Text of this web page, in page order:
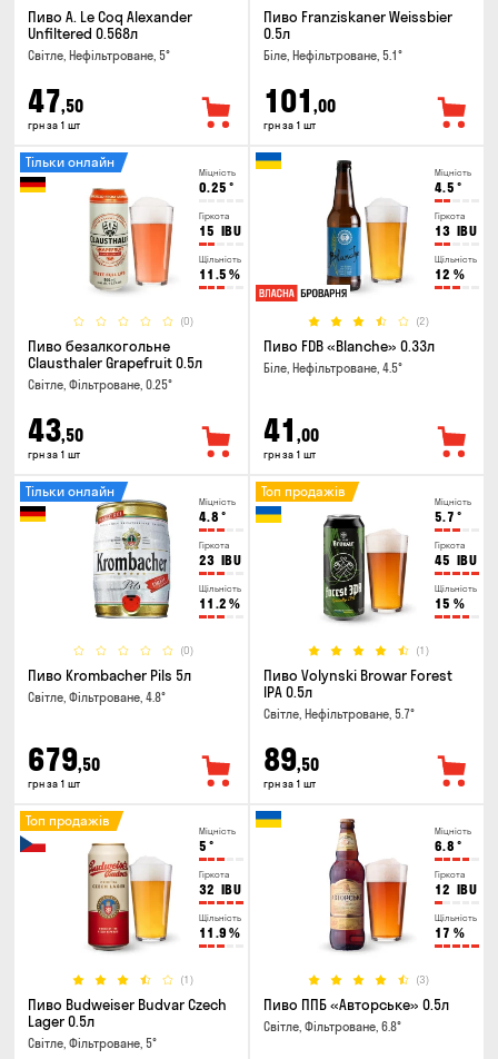
Пиво A. Le Coq Alexander
Unfiltered 0.568л
Світле, Нефільтроване, 5°
47,50
грн за 1 шт
Пиво Franziskaner Weissbier
0.5л
Біле, Нефільтроване, 5.1°
101 ,00
грн за 1 шт
Міцність
0.25 °
Гіркота
15 IBU
Щільність
11.5 %
(0)
Тільки онлайн
Пиво безалкогольне
Clausthaler Grapefruit 0.5л
Світле, Фільтроване, 0.25°
43,50
грн за 1 шт
Міцність
4.5 °
Гіркота
13 IBU
Щільність
12 %
(2)
Пиво FDB «Blanche» 0.33л
Біле, Нефільтроване, 4.5°
41 ,00
грн за 1 шт
Міцність
4.8 °
Гіркота
23 IBU
Щільність
11.2 %
(0)
Тільки онлайн
Пиво Krombacher Pils 5л
Світле, Фільтроване, 4.8°
679,50
грн за 1 шт
Міцність
5.7 °
Гіркота
45 IBU
Щільність
15 %
(1)
Топ продажів
Пиво Volynski Browar Forest
IPA 0.5л
Світле, Нефільтроване, 5.7°
89,50
грн за 1 шт
Міцність
5 °
Гіркота
32 IBU
Щільність
11.9 %
(1)
Топ продажів
Пиво Budweiser Budvar Czech
Lager 0.5л
Світле, Фільтроване, 5°
Міцність
6.8 °
Гіркота
12 IBU
Щільність
17 %
(3)
Пиво ППБ «Авторське» 0.5л
Світле, Фільтроване, 6.8°